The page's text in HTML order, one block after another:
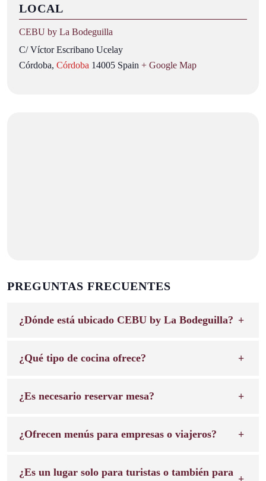
LOCAL
CEBU by La Bodeguilla
C/ Víctor Escribano Ucelay
Córdoba, Córdoba 14005 Spain + Google Map
PREGUNTAS FRECUENTES
¿Dónde está ubicado CEBU by La Bodeguilla?
¿Qué tipo de cocina ofrece?
¿Es necesario reservar mesa?
¿Ofrecen menús para empresas o viajeros?
¿Es un lugar solo para turistas o también para